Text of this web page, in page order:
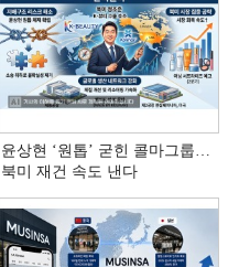
윤상현 ‘원톱ʼ 굳힌 콜마그룹…
북미 재건 속도 낸다